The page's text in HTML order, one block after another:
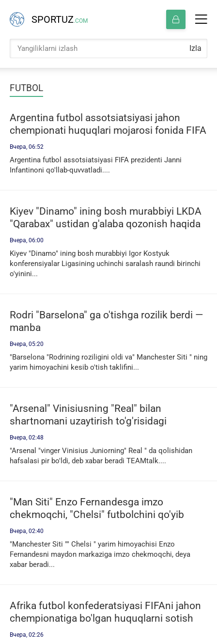
SPORTUZ.COM
Izla
FUTBOL
Argentina futbol assotsiatsiyasi jahon
chempionati huquqlari mojarosi fonida FIFA
rahbari Infantinoni qo'llab-quvvatladi
Вчера, 06:52
Argentina futbol assotsiatsiyasi FIFA prezidenti Janni
Infantinoni qo'llab-quvvatladi....
Kiyev "Dinamo" ining bosh murabbiyi LKDA
"Qarabax" ustidan g'alaba qozonish haqida
gapirdi
Вчера, 06:00
Kiyev "Dinamo" ining bosh murabbiyi Igor Kostyuk
konferensiyalar Ligasining uchinchi saralash raundi birinchi
o'yinini...
Rodri "Barselona" ga o'tishga rozilik berdi —
manba
Вчера, 05:20
"Barselona "Rodrining roziligini oldi va" Manchester Siti " ning
yarim himoyachini kesib o'tish taklifini...
"Arsenal" Vinisiusning "Real" bilan
shartnomani uzaytirish to'g'risidagi
qaroridan hafsalasi pir bo'ldi-TEAMtalk
Вчера, 02:48
"Arsenal "vinger Vinisius Juniorning" Real " da qolishidan
hafsalasi pir bo'ldi, deb xabar beradi TEAMtalk....
"Man Siti" Enzo Fernandesga imzo
chekmoqchi, "Chelsi" futbolchini qo'yib
yuborishga tayyor emas — Di Marzio
Вчера, 02:40
"Manchester Siti "" Chelsi " yarim himoyachisi Enzo
Fernandesni maydon markaziga imzo chekmoqchi, deya
xabar beradi...
Afrika futbol konfederatsiyasi FIFAni jahon
chempionatiga bo'lgan huquqlarni sotish
mojarosi fonida qo'llab-quvvatladi
Вчера, 02:26